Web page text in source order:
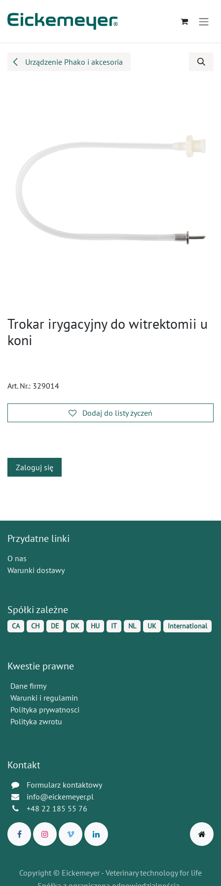
Urządzenie Phako i akcesoria
Trokar irygacyjny do witrektomii u
koni
Art. Nr.: 329014
Dodaj do listy życzeń
Zaloguj się
Przydatne linki
O nas
Warunki dostawy
Spółki zależne
CA CH DE DK HU IT NL UK International
Kwestie prawne
Dane firmy
Warunki i regulamin
Polityka prywatnosci
Polityka zwrotu
Kontakt
Formularz kontaktowy
info@eickemeyer.pl
+48 22 185 55 76
Copyright © Eickemeyer - Veterinary technology for life